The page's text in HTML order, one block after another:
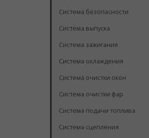
Система безопасности
Система выпуска
Система зажигания
Система охлаждения
Система очистки окон
Система очистки фар
Система подачи топлива
Система сцепления